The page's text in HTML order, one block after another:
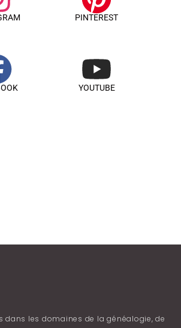
PINTEREST
YOUTUBE
dans les domaines de la généalogie, de